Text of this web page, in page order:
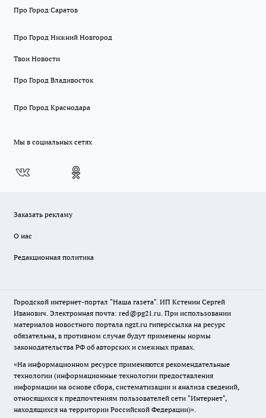
Про Город Саратов
Про Город Нижний Новгород
Твои Новости
Про Город Владивосток
Про Город Краснодара
Мы в социальных сетях
Заказать рекламу
О нас
Редакционная политика
Городской интернет-портал "Наша газета". ИП Кстенин Сергей
Иванович. Электронная почта: red@pg21.ru. При использовании
материалов новостного портала ngzt.ru гиперссылка на ресурс
обязательна, в противном случае будут применены нормы
законодательства РФ об авторских и смежных правах.
«На информационном ресурсе применяются рекомендательные
технологии (информационные технологии предоставления
информации на основе сбора, систематизации и анализа сведений,
относящихся к предпочтениям пользователей сети "Интернет",
находящихся на территории Российской Федерации)».